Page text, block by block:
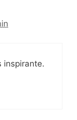
inspirante.